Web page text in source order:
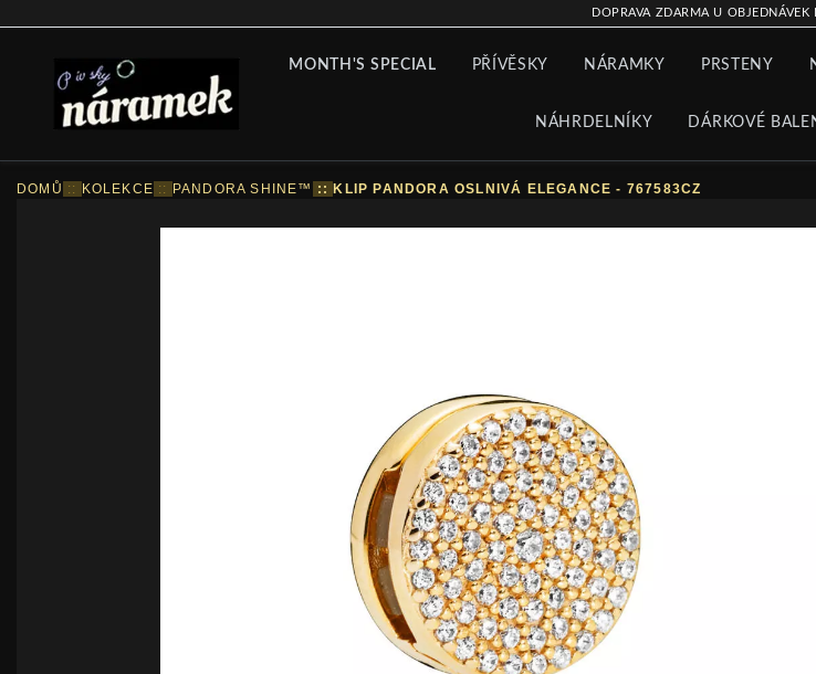
DOPRAVA ZDARMA U OBJEDNÁVEK
MONTH'S SPECIAL PŘÍVĚSKY NÁRAMKY PRSTENY
NÁHRDELNÍKY DÁRKOVÉ
DOMŮ :: KOLEKCE :: PANDORA SHINE™ :: KLIP PANDORA OSLNIVÁ ELEGANCE - 767583CZ